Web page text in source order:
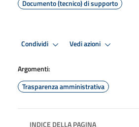
Documento (tecnico) di supporto
Condividi Vedi azioni
Argomenti:
Trasparenza amministrativa
INDICE DELLA PAGINA